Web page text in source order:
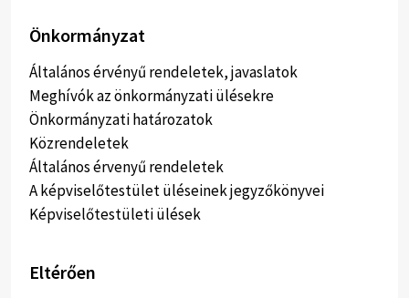
Önkormányzat
Általános érvényű rendeletek, javaslatok
Meghívók az önkormányzati ülésekre
Önkormányzati határozatok
Közrendeletek
Általános érvenyű rendeletek
A képviselőtestület üléseinek jegyzőkönyvei
Képviselőtestületi ülések
Eltérően